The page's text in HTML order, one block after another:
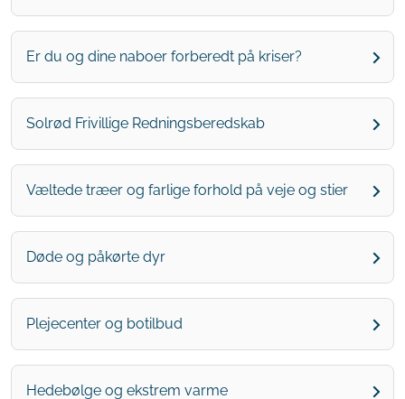
Er du og dine naboer forberedt på kriser?
Solrød Frivillige Redningsberedskab
Væltede træer og farlige forhold på veje og stier
Døde og påkørte dyr
Plejecenter og botilbud
Hedebølge og ekstrem varme